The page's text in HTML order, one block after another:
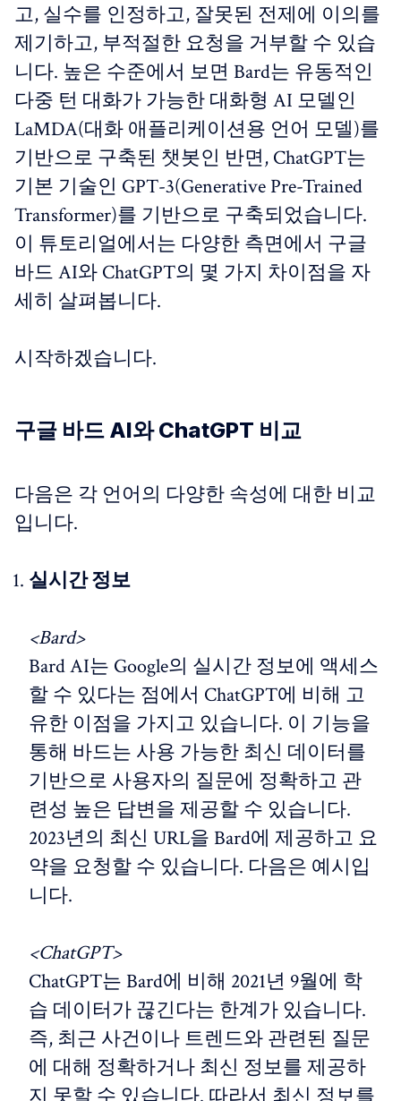
고, 실수를 인정하고, 잘못된 전제에 이의를
제기하고, 부적절한 요청을 거부할 수 있습
니다. 높은 수준에서 보면 Bard는 유동적인
다중 턴 대화가 가능한 대화형 AI 모델인
LaMDA(대화 애플리케이션용 언어 모델)를
기반으로 구축된 챗봇인 반면, ChatGPT는
기본 기술인 GPT-3(Generative Pre-Trained
Transformer)를 기반으로 구축되었습니다.
이 튜토리얼에서는 다양한 측면에서 구글
바드 AI와 ChatGPT의 몇 가지 차이점을 자
세히 살펴봅니다.
시작하겠습니다.
구글 바드 AI와 ChatGPT 비교
다음은 각 언어의 다양한 속성에 대한 비교
입니다.
실시간 정보
<Bard>
Bard AI는 Google의 실시간 정보에 액세스
할 수 있다는 점에서 ChatGPT에 비해 고
유한 이점을 가지고 있습니다. 이 기능을
통해 바드는 사용 가능한 최신 데이터를
기반으로 사용자의 질문에 정확하고 관
련성 높은 답변을 제공할 수 있습니다.
2023년의 최신 URL을 Bard에 제공하고 요
약을 요청할 수 있습니다. 다음은 예시입
니다.
<ChatGPT>
ChatGPT는 Bard에 비해 2021년 9월에 학
습 데이터가 끊긴다는 한계가 있습니다.
즉, 최근 사건이나 트렌드와 관련된 질문
에 대해 정확하거나 최신 정보를 제공하